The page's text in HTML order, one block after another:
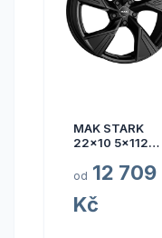
MAK STARK
22x10 5x112
od 12 709
Kč